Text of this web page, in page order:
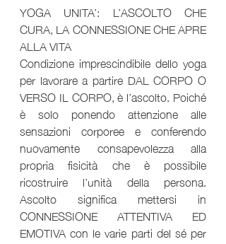
YOGA UNITA’: L’ASCOLTO CHE
CURA, LA CONNESSIONE CHE APRE
ALLA VITA
Condizione imprescindibile dello yoga
per lavorare a partire DAL CORPO O
VERSO IL CORPO, è l’ascolto. Poiché
è solo ponendo attenzione alle
sensazioni corporee e conferendo
nuovamente consapevolezza alla
propria fisicità che è possibile
ricostruire l’unità della persona.
Ascolto significa mettersi in
CONNESSIONE ATTENTIVA ED
EMOTIVA con le varie parti del sé per